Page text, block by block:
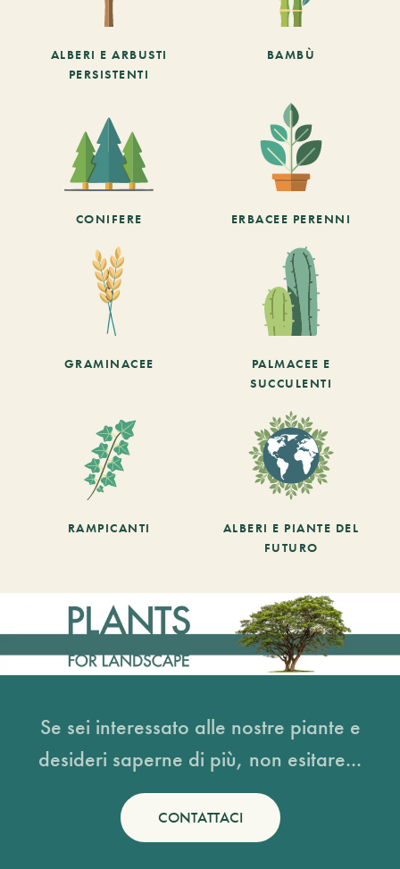
ALBERI E ARBUSTI
PERSISTENTI
BAMBÙ
CONIFERE ERBACEE PERENNI
GRAMINACEE
PALMACEE E
SUCCULENTI
RAMPICANTI
ALBERI E PIANTE DEL
FUTURO
Se sei interessato alle nostre piante e
desideri saperne di più, non esitare...
CONTATTACI